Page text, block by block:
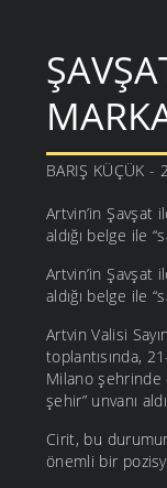
BARIŞ KÜÇÜK -
Artvin’in Şavşat
aldığı belge ile
Artvin’in Şavşat
aldığı belge ile
Artvin Valisi
toplantısında,
Milano şehrinde
şehir” unvanı
Cirit, bu
önemli bir